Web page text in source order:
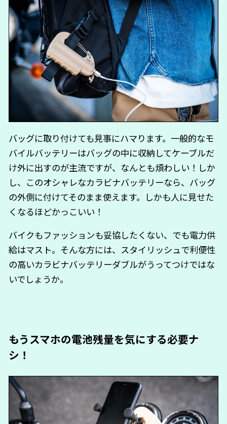
バッグに取り付けても見事にハマります。一般的なモ
バイルバッテリーはバッグの中に収納してケーブルだ
け外に出すのが主流ですが、なんとも煩わしい！しか
し、このオシャレなカラビナバッテリーなら、バッグ
の外側に付けてそのまま使えます。しかも人に見せた
くなるほどかっこいい！
バイクもファッションも妥協したくない、でも電力供
給はマスト。そんな方には、スタイリッシュで利便性
の高いカラビナバッテリーダブルがうってつけではな
いでしょうか。
もうスマホの電池残量を気にする必要ナ
シ！